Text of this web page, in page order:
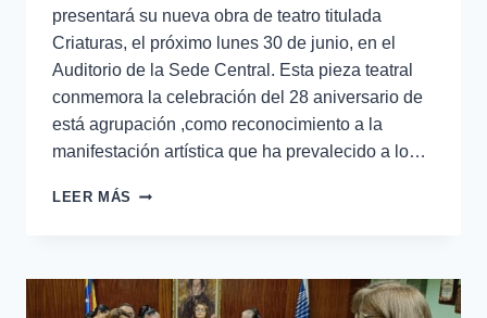
presentará su nueva obra de teatro titulada
Criaturas, el próximo lunes 30 de junio, en el
Auditorio de la Sede Central. Esta pieza teatral
conmemora la celebración del 28 aniversario de
está agrupación ,como reconocimiento a la
manifestación artística que ha prevalecido a lo…
LEER MÁS